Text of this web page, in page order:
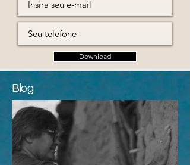
Download
Blog